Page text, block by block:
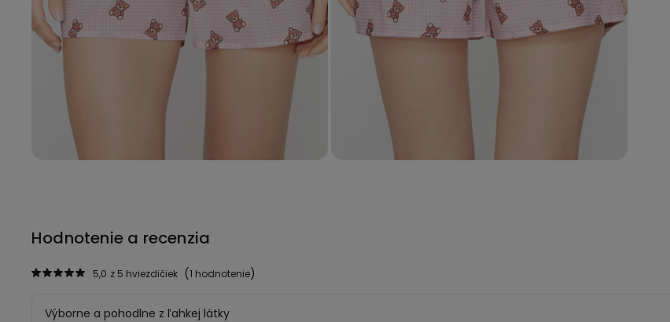
Hodnotenie a recenzia
1 hodnotenie
5,0 z 5 hviezdičiek
Výborne a pohodlne z ľahkej látky